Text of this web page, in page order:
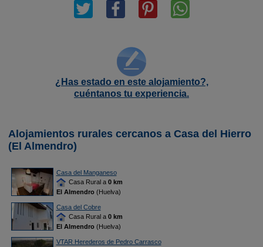
¿Has estado en este alojamiento?,
cuéntanos tu experiencia.
Alojamientos rurales cercanos a Casa del Hierro
(El Almendro)
Casa del Manganeso
Casa Rural a 0 km
El Almendro(Huelva)
Casa del Cobre
Casa Rural a 0 km
El Almendro(Huelva)
VTAR Herederos de Pedro Carrasco